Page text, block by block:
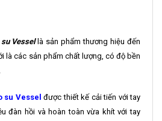
Vessellà sản phẩm thương hiệu đến
là các sản phẩm chất lượng, có độ bền
su Vessel được thiết kế cải tiến với tay
đàn hồi và hoàn toàn vừa khít với tay